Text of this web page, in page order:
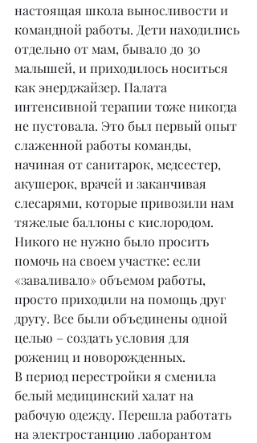
настоящая школа выносливости и
командной работы. Дети находились
отдельно от мам, бывало до 30
малышей, и приходилось носиться
как энерджайзер. Палата
интенсивной терапии тоже никогда
не пустовала. Это был первый опыт
слаженной работы команды,
начиная от санитарок, медсестер,
акушерок, врачей и заканчивая
слесарями, которые привозили нам
тяжелые баллоны с кислородом.
Никого не нужно было просить
помочь на своем участке: если
«заваливало» объемом работы,
просто приходили на помощь друг
другу. Все были объединены одной
целью – создать условия для
рожениц и новорожденных.
В период перестройки я сменила
белый медицинский халат на
рабочую одежду. Перешла работать
на электростанцию лаборантом